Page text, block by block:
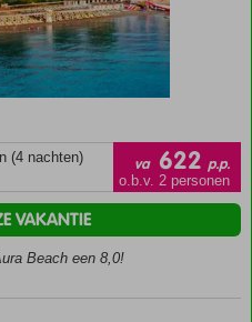
(4 nachten)
va 622 p.p.
o.b.v. 2 personen
Beach een 8,0!
VAKANTIE